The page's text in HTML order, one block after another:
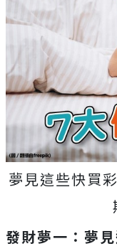
夢見這些快買
發財夢一：夢